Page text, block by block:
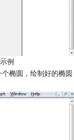
例
椭圆，绘制好的椭圆